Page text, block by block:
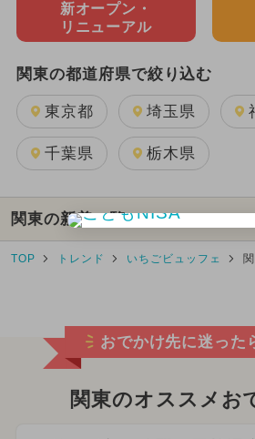
新オープン・
リニューアル
関東の都道府県で絞り込む
東京都 埼玉県
千葉県 栃木県
関東の新着一覧へ
TOP トレンド いちごビュッフェ
おでかけ先に迷った
関東のオススメお